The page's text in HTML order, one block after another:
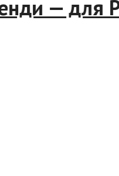
— для